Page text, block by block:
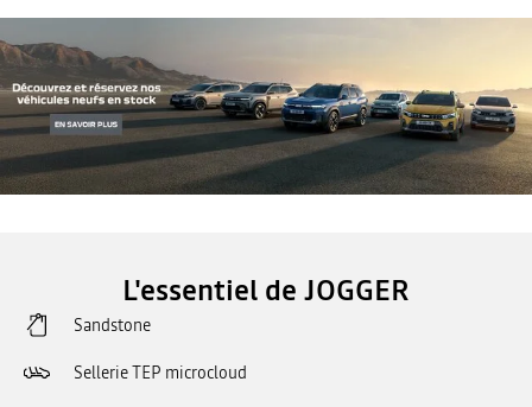
L'essentiel de JOGGER
Sandstone
Sellerie TEP microcloud